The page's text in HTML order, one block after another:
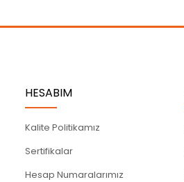
Gönder
HESABIM
Kalite Politikamız
Sertifikalar
Hesap Numaralarımız